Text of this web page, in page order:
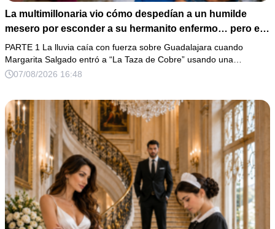
La multimillonaria vio cómo despedían a un humilde
mesero por esconder a su hermanito enfermo… pero el
verdadero escándalo estaba a punto de estallar.
PARTE 1 La lluvia caía con fuerza sobre Guadalajara cuando
Margarita Salgado entró a “La Taza de Cobre” usando una…
07/08/2026 16:48